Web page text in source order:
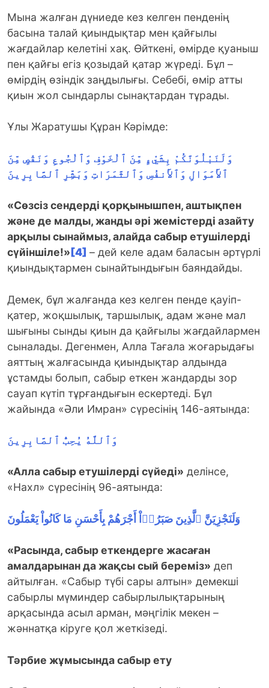
Мына жалған дүниеде кез келген пенденің
басына талай қиындықтар мен қайғылы
жағдайлар келетіні хақ. Өйткені, өмірде қуаныш
пен қайғы егіз қозыдай қатар жүреді. Бұл –
өмірдің өзіндік заңдылығы. Себебі, өмір атты
қиын жол сындарлы сынақтардан тұрады.
Ұлы Жаратушы Құран Кәрімде:
وَلَنَبْلُوَنَّكُمْ بِشَيْءٍ مِّنَ ٱلْخَوْفِ وَٱلْجُوعِ وَنَقْصٍ مِّنَ
ٱلأَمَوَالِ وَٱلأَنفُسِ وَٱلثَّمَرَاتِ وَبَشِّرِ ٱلصَّابِرِينَ
«Сөзсіз сендерді қорқынышпен, аштықпен
және де малды, жанды әрі жемістерді азайту
арқылы сынаймыз, алайда сабыр етушілерді
сүйіншіле!» [4] – дей келе адам баласын әртүрлі
қиындықтармен сынайтындығын баяндайды.
Демек, бұл жалғанда кез келген пенде қауіп-
қатер, жоқшылық, таршылық, адам және мал
шығыны сынды қиын да қайғылы жағдайлармен
сыналады. Дегенмен, Алла Тағала жоғарыдағы
аяттың жалғасында қиындықтар алдында
ұстамды болып, сабыр еткен жандарды зор
сауап күтіп тұрғандығын ескертеді. Бұл
жайында «Әли Имран» сүресінің 146-аятында:
وَٱللَّهُ يُحِبُّ ٱلصَّابِرِينَ
«Алла сабыр етушілерді сүйеді» делінсе,
«Нахл» сүресінің 96-аятында:
وَلَنَجْزِيَنَّ ٱلَّذِينَ صَبَرُوۤاْ أَجْرَهُمْ بِأَحْسَنِ مَا كَانُواْ يَعْمَلُونَ
«Расында, сабыр еткендерге жасаған
амалдарынан да жақсы сый береміз» деп
айтылған. «Сабыр түбі сары алтын» демекші
сабырлы мүминдер сабырлылықтарының
арқасында асыл арман, мәңгілік мекен –
жәннатқа кіруге қол жеткізеді.
Тәрбие жұмысында сабыр ету